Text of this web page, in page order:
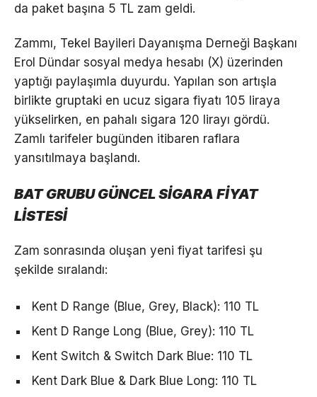
da paket başına 5 TL zam geldi.
Zammı, Tekel Bayileri Dayanışma Derneği Başkanı
Erol Dündar sosyal medya hesabı (X) üzerinden
yaptığı paylaşımla duyurdu. Yapılan son artışla
birlikte gruptaki en ucuz sigara fiyatı 105 liraya
yükselirken, en pahalı sigara 120 lirayı gördü.
Zamlı tarifeler bugünden itibaren raflara
yansıtılmaya başlandı.
BAT GRUBU GÜNCEL SİGARA FİYAT
LİSTESİ
Zam sonrasında oluşan yeni fiyat tarifesi şu
şekilde sıralandı:
Kent D Range (Blue, Grey, Black): 110 TL
Kent D Range Long (Blue, Grey): 110 TL
Kent Switch & Switch Dark Blue: 110 TL
Kent Dark Blue & Dark Blue Long: 110 TL